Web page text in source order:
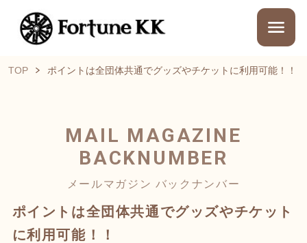
TOP ポイントは全団体共通でグッズやチケットに利用可能！！
MAIL MAGAZINE
BACKNUMBER
メールマガジン バックナンバー
ポイントは全団体共通でグッズやチケット
に利用可能！！